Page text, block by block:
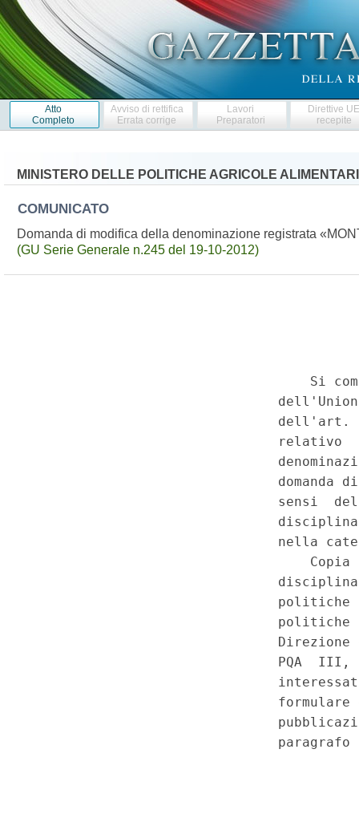
Atto
Completo
Avviso di rettifica
Errata corrige
Lavori
Preparatori
Direttive
recepite
MINISTERO DELLE POLITICHE AGRICOLE
COMUNICATO
Domanda di modifica della denominazione registrata
(GU Serie Generale n.245 del 19-10-2012)